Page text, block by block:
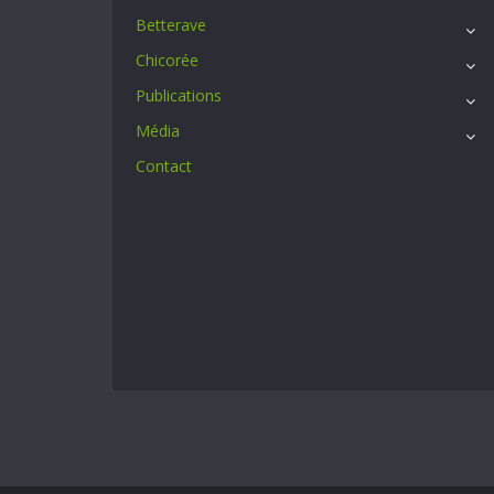
Betterave
Chicorée
Publications
Média
Contact